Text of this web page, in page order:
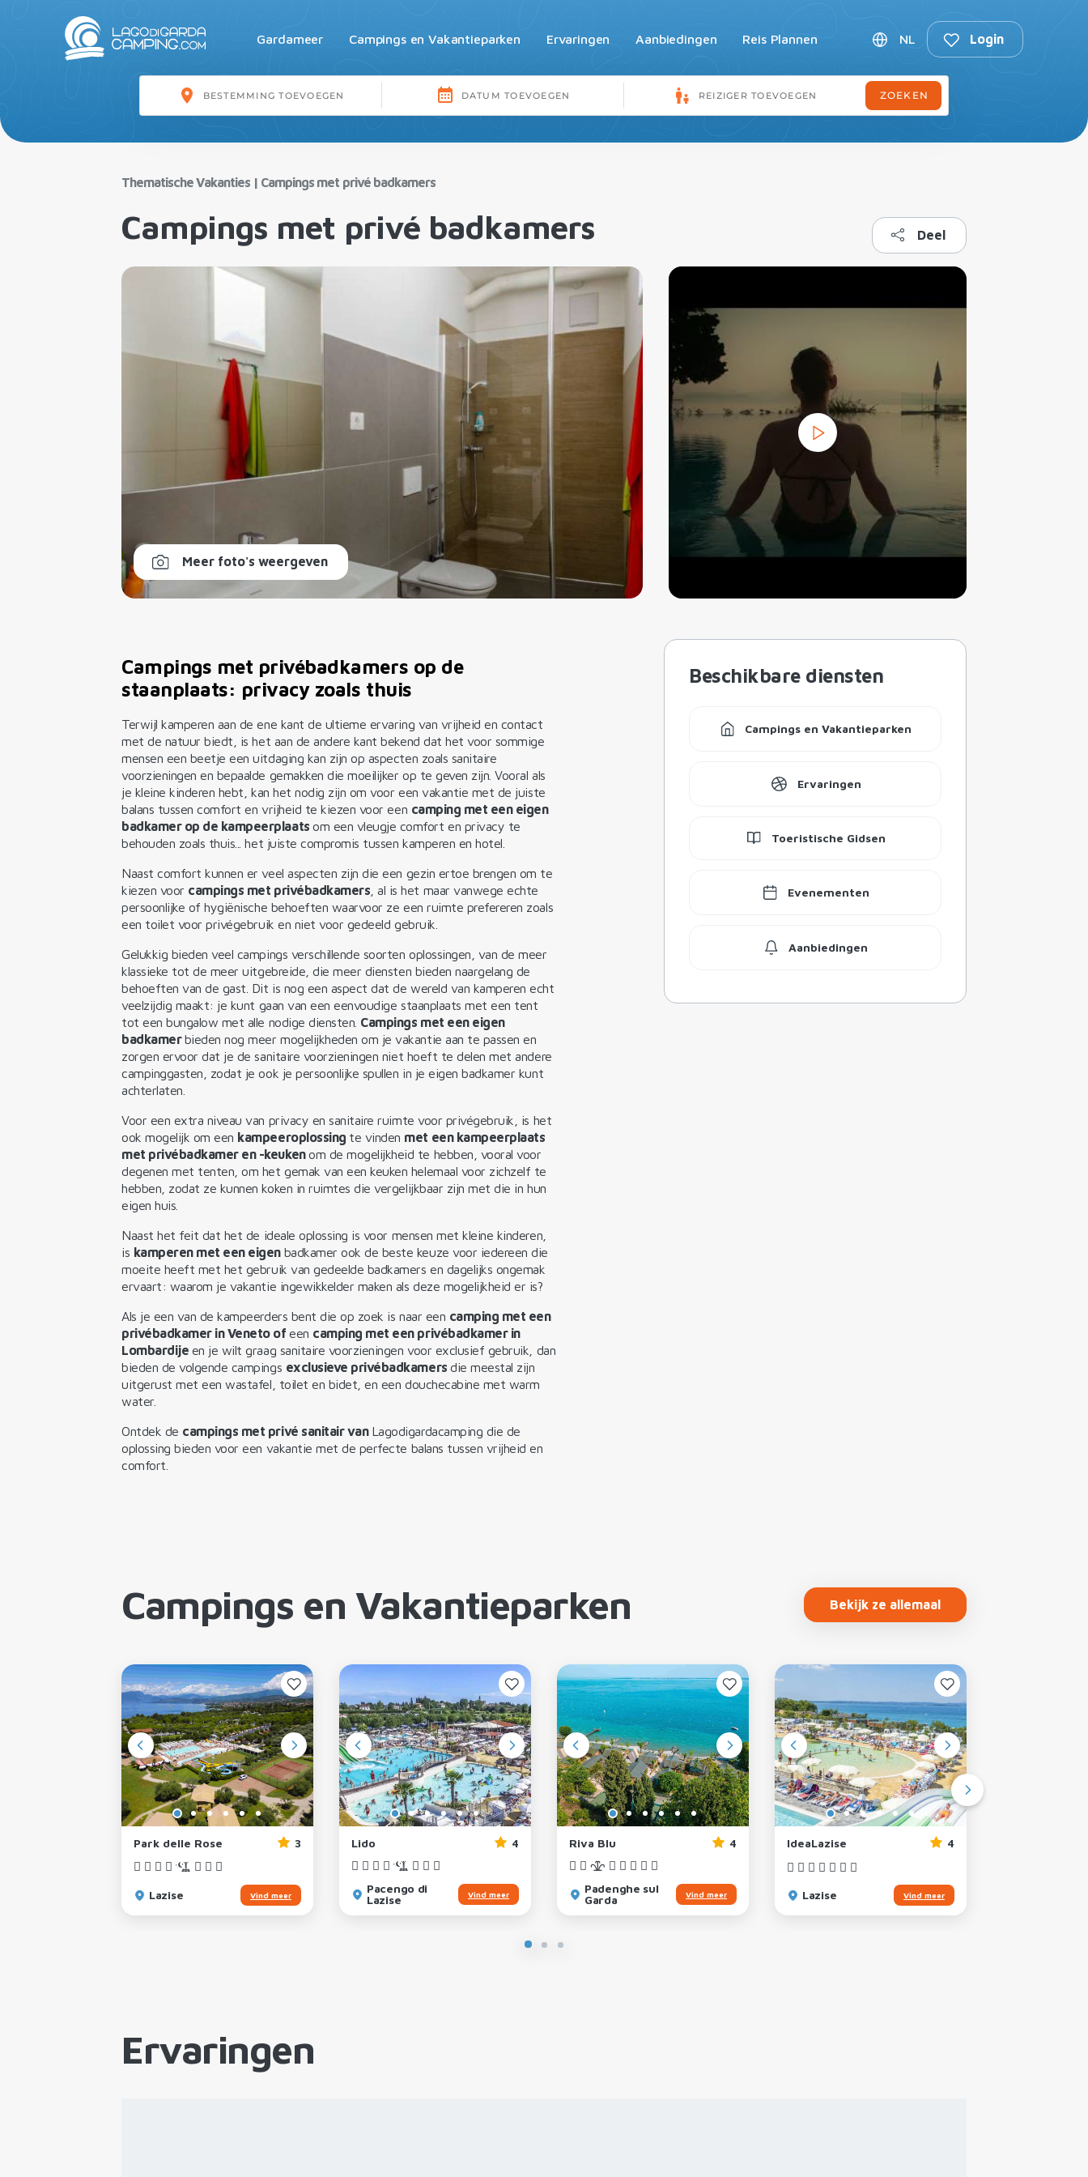
Gardameer Campings en Vakantieparken Ervaringen Aanbiedingen Reis Plannen NL Login
Thematische Vakanties| Campings met privé badkamers
Campings met privé badkamers Deel
Meer foto's weergeven
Campings met privébadkamers op de
staanplaats: privacy zoals thuis
Terwijl kamperen aan de ene kant de ultieme ervaring van vrijheid en contact
met de natuur biedt, is het aan de andere kant bekend dat het voor sommige
mensen een beetje een uitdaging kan zijn op aspecten zoals sanitaire
voorzieningen en bepaalde gemakken die moeilijker op te geven zijn. Vooral als
je kleine kinderen hebt, kan het nodig zijn om voor een vakantie met de juiste
balans tussen comfort en vrijheid te kiezen voor een camping met een eigen
badkamer op de kampeerplaatsom een vleugje comfort en privacy te
behouden zoals thuis... het juiste compromis tussen kamperen en hotel.
Naast comfort kunnen er veel aspecten zijn die een gezin ertoe brengen om te
kiezen voor campings met privébadkamers , al is het maar vanwege echte
persoonlijke of hygiënische behoeften waarvoor ze een ruimte prefereren zoals
een toilet voor privégebruik en niet voor gedeeld gebruik.
Gelukkig bieden veel campings verschillende soorten oplossingen, van de meer
klassieke tot de meer uitgebreide, die meer diensten bieden naargelang de
behoeften van de gast. Dit is nog een aspect dat de wereld van kamperen echt
veelzijdig maakt: je kunt gaan van een eenvoudige staanplaats met een tent
tot een bungalow met alle nodige diensten. Campings met een eigen
badkamerbieden nog meer mogelijkheden om je vakantie aan te passen en
zorgen ervoor dat je de sanitaire voorzieningen niet hoeft te delen met andere
campinggasten, zodat je ook je persoonlijke spullen in je eigen badkamer kunt
achterlaten.
Voor een extra niveau van privacy en sanitaire ruimte voor privégebruik, is het
ook mogelijk om een kampeeroplossing te vinden met een kampeerplaats
met privébadkamer en -keukenom de mogelijkheid te hebben, vooral voor
degenen met tenten, om het gemak van een keuken helemaal voor zichzelf te
hebben, zodat ze kunnen koken in ruimtes die vergelijkbaar zijn met die in hun
eigen huis.
Naast het feit dat het de ideale oplossing is voor mensen met kleine kinderen,
is kamperen met een eigen badkamer ook de beste keuze voor iedereen die
moeite heeft met het gebruik van gedeelde badkamers en dagelijks ongemak
ervaart: waarom je vakantie ingewikkelder maken als deze mogelijkheid er is?
Als je een van de kampeerders bent die op zoek is naar een camping met een
privébadkamer in Veneto ofeen camping met een privébadkamer in
Lombardije en je wilt graag sanitaire voorzieningen voor exclusief gebruik, dan
bieden de volgende campings exclusieve privébadkamersdie meestal zijn
uitgerust met een wastafel, toilet en bidet, en een douchecabine met warm
water.
Ontdek de campings met privé sanitair van Lagodigardacamping die de
oplossing bieden voor een vakantie met de perfecte balans tussen vrijheid en
comfort.
Beschikbare diensten
Campings en Vakantieparken
Ervaringen
Toeristische Gidsen
Evenementen
Aanbiedingen
Campings en Vakantieparken Bekijk ze allemaal
Park delle Rose 3
Lazise Vind meer
Lido 4
Pacengo di
Lazise
Vind meer
Riva Blu 4
Padenghe sul
Garda
Vind meer
IdeaLazise 4
Lazise Vind meer
Ervaringen